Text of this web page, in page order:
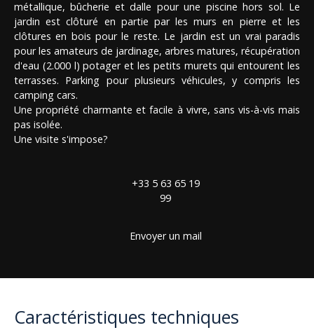
métallique, bûcherie et dalle pour une piscine hors sol. Le
jardin est clôturé en partie par les murs en pierre et les
clôtures en bois pour le reste. Le jardin est un vrai paradis
pour les amateurs de jardinage, arbres matures, récupération
d'eau (2.000 l) potager et les petits murets qui entourent les
terrasses. Parking pour plusieurs véhicules, y compris les
camping cars.
Une propriété charmante et facile à vivre, sans vis-à-vis mais
pas isolée.
Une visite s'impose?
+33 5 63 65 19
99
Envoyer un mail
Caractéristiques techniques